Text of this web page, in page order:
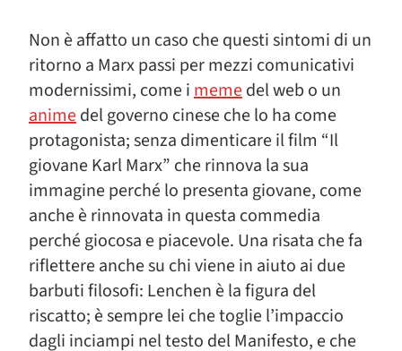
Non è affatto un caso che questi sintomi di un
ritorno a Marx passi per mezzi comunicativi
modernissimi, come imemedel web o un
animedel governo cinese che lo ha come
protagonista; senza dimenticare il film “Il
giovane Karl Marx” che rinnova la sua
immagine perché lo presenta giovane, come
anche è rinnovata in questa commedia
perché giocosa e piacevole. Una risata che fa
riflettere anche su chi viene in aiuto ai due
barbuti filosofi: Lenchen è la figura del
riscatto; è sempre lei che toglie l’impaccio
dagli inciampi nel testo del Manifesto, e che